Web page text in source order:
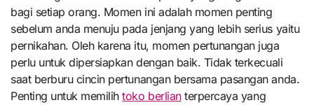
bagi setiap orang. Momen ini adalah momen penting
sebelum anda menuju pada jenjang yang lebih serius yaitu
pernikahan. Oleh karena itu, momen pertunangan juga
perlu untuk dipersiapkan dengan baik. Tidak terkecuali
saat berburu cincin pertunangan bersama pasangan anda.
Penting untuk memilihtoko berlianterpercaya yang